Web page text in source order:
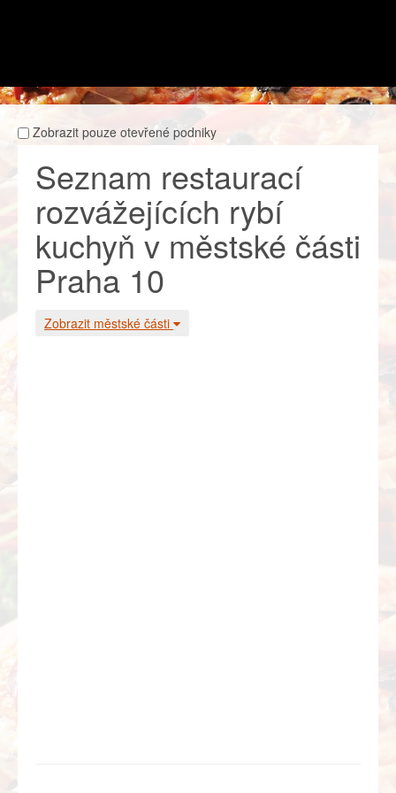
Zobrazit pouze otevřené podniky
Seznam restaurací
rozvážejících rybí
kuchyň v městské části
Praha 10
Zobrazit městské části